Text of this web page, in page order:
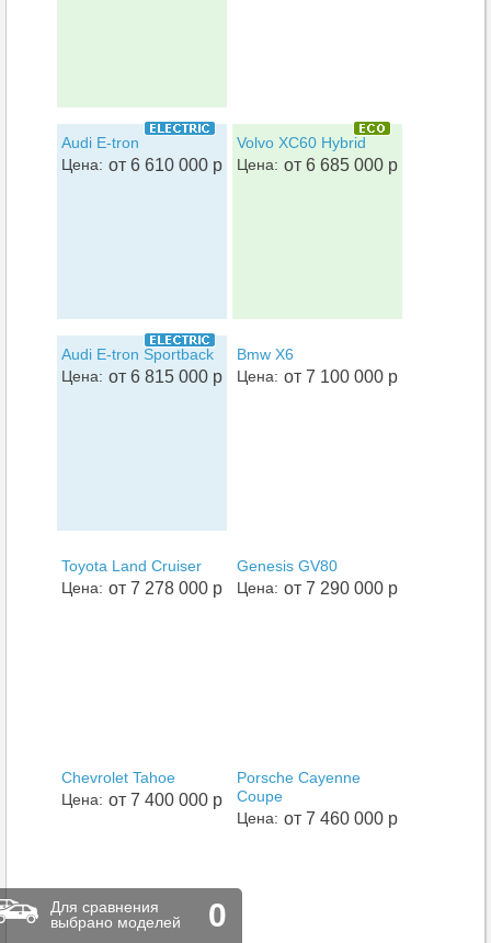
Для сравнения
выбрано моделей
0
Audi E-tron
от 6 610 000 р
Цена:
Volvo XC60 Hybrid
от 6 685 000 р
Цена:
Audi E-tron Sportback
от 6 815 000 р
Цена:
Bmw X6
от 7 100 000 р
Цена:
Toyota Land Cruiser
от 7 278 000 р
Цена:
Genesis GV80
от 7 290 000 р
Цена:
Chevrolet Tahoe
от 7 400 000 р
Цена:
Porsche Cayenne
Coupe
от 7 460 000 р
Цена: